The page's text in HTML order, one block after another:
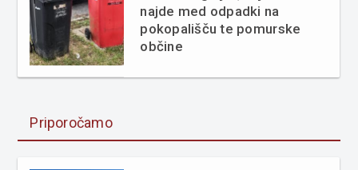
najde med odpadki na
pokopališču te pomurske
občine
Priporočamo